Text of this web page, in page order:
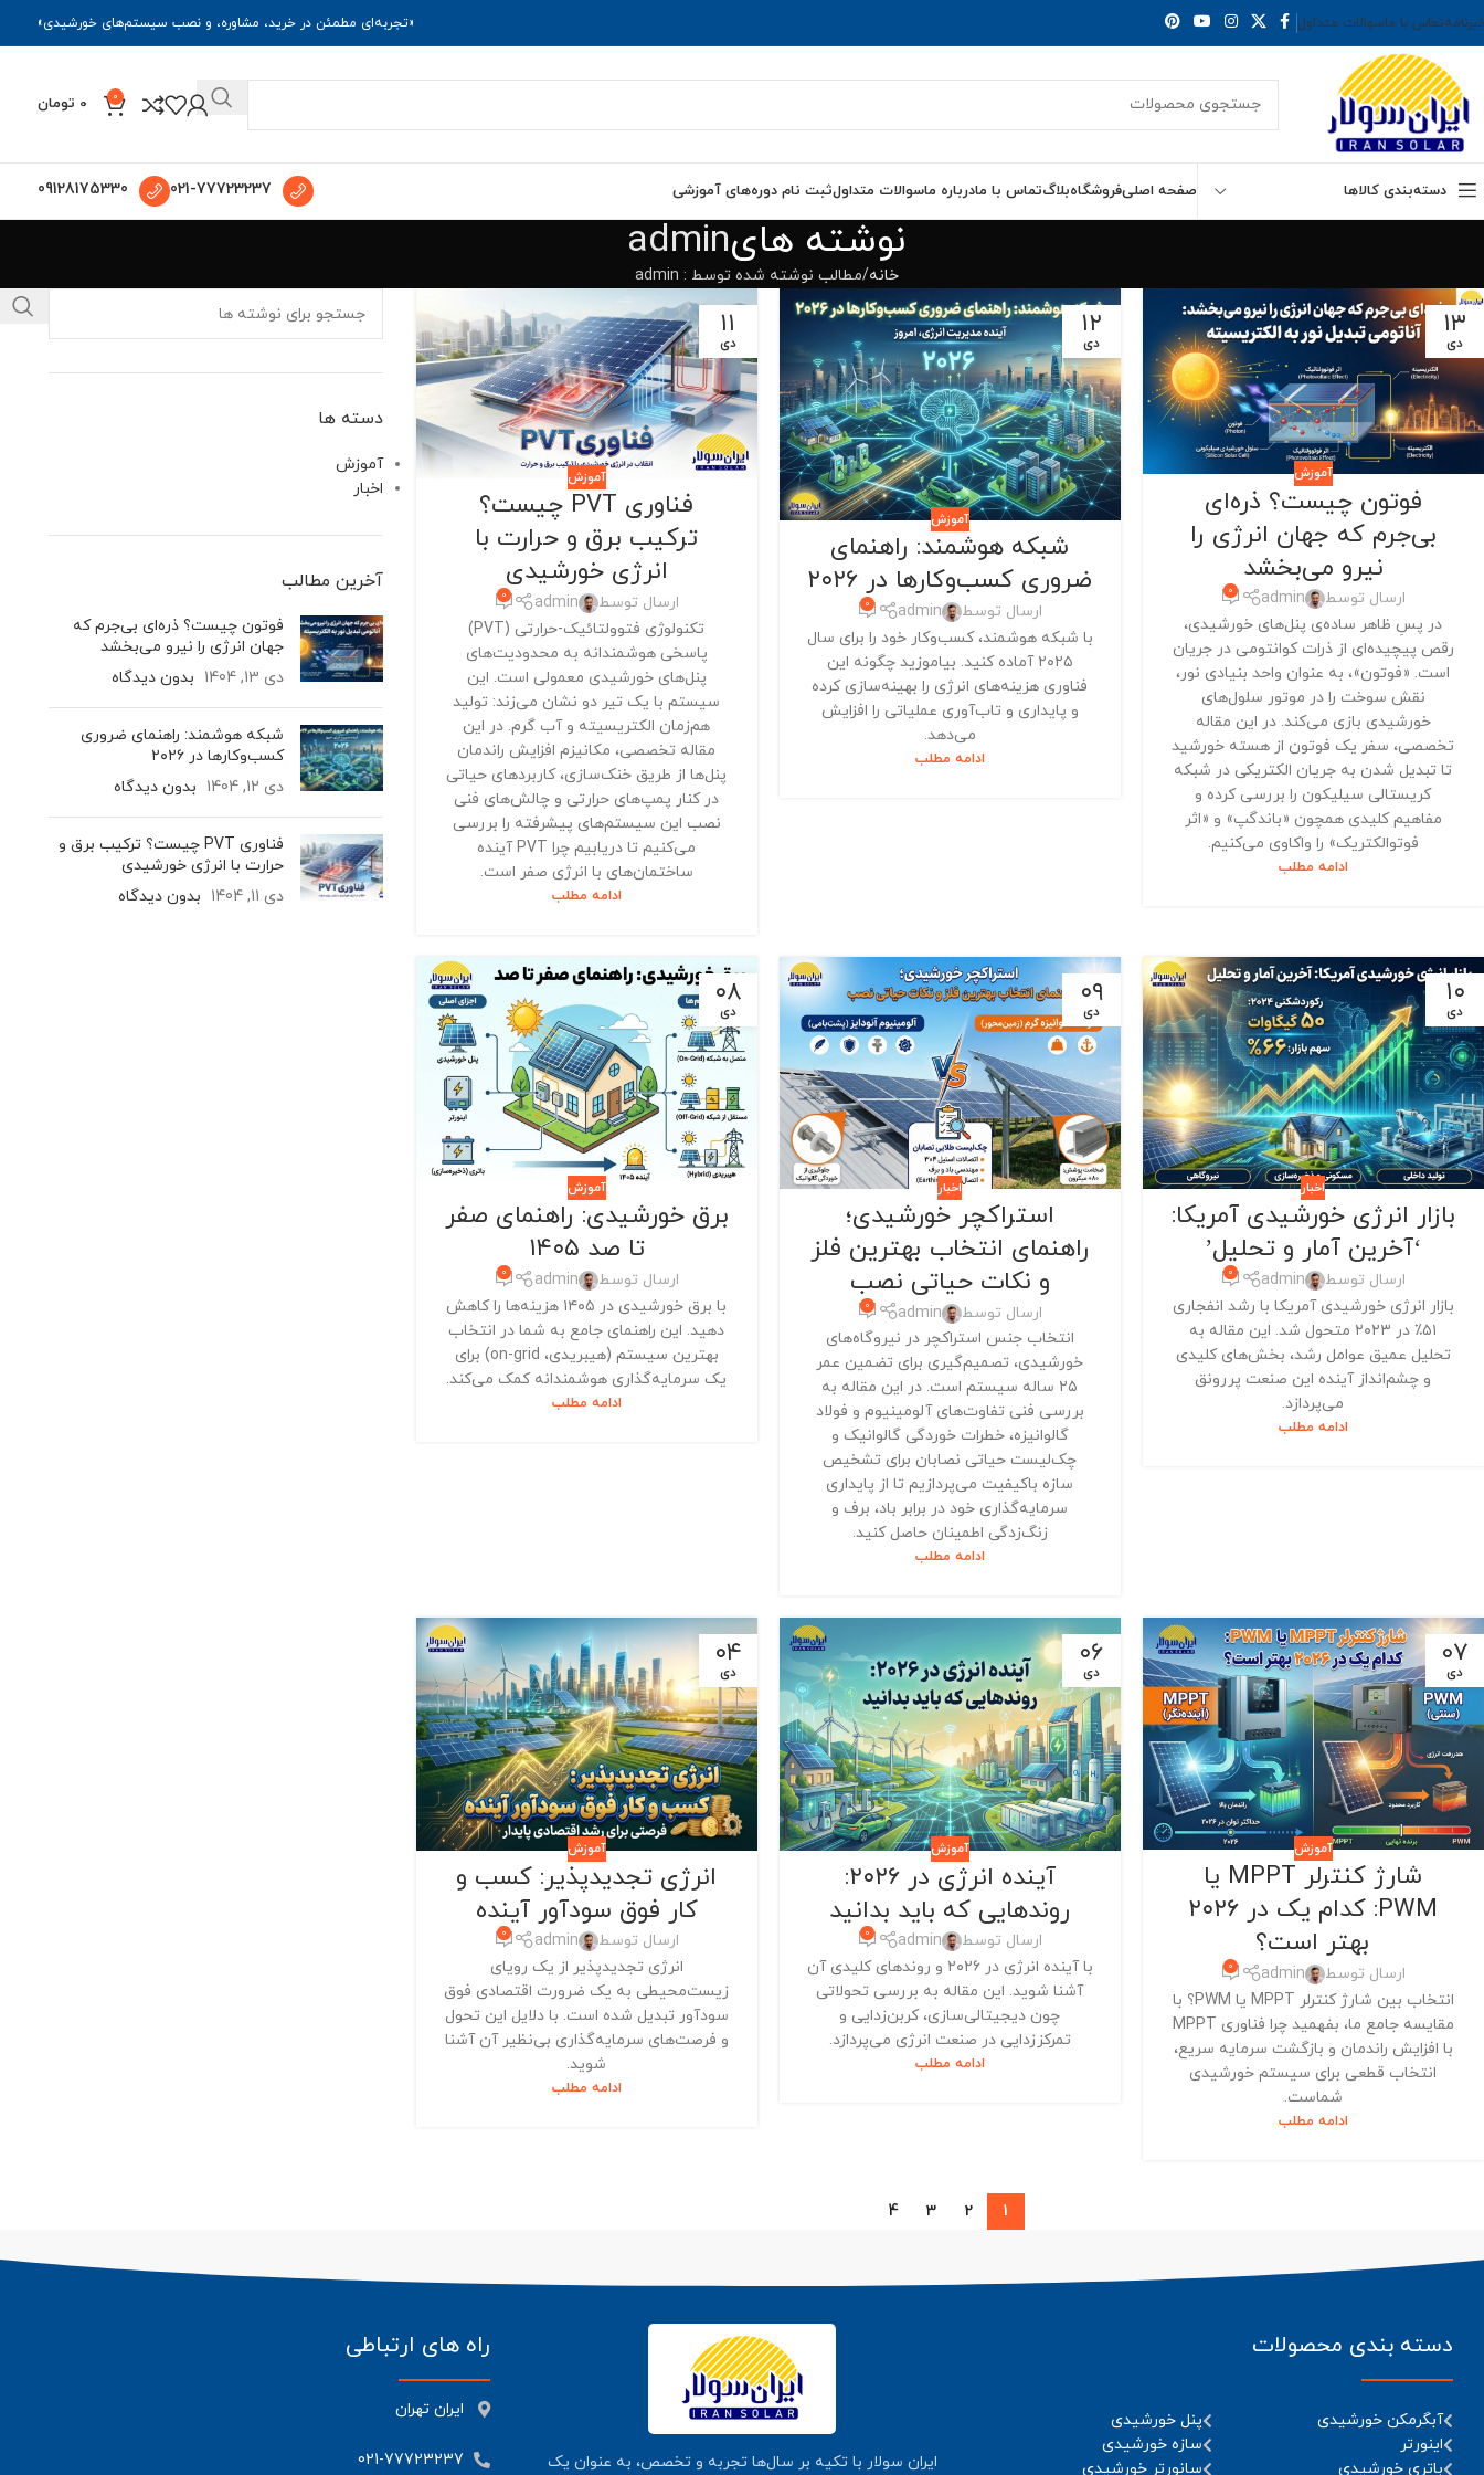
تماس با ماسوالات متداول «تجربه‌ای مطمئن در خرید، مشاوره، و نصب سیستم‌های خورشیدی»
0
0 تومان
دسته‌بندی کالاها صفحه اصلیفروشگاهبلاگتماس با مادرباره ماسوالات متداولثبت نام دوره‌های آموزشی 021-77723237
09128175330
نوشته هایadmin
خانه مطالب نوشته شده توسط : admin
۱۳
دی
آموزش
فوتون چیست؟ ذره‌ای
بی‌جرم که جهان انرژی را
نیرو می‌بخشد
ارسال توسط admin
0
در پسِ ظاهر ساده‌ی پنل‌های خورشیدی،
رقص پیچیده‌ای از ذرات کوانتومی در جریان
است. «فوتون»، به عنوان واحد بنیادی نور،
نقش سوخت را در موتور سلول‌های
خورشیدی بازی می‌کند. در این مقاله
تخصصی، سفر یک فوتون از هسته خورشید
تا تبدیل شدن به جریان الکتریکی در شبکه
کریستالی سیلیکون را بررسی کرده و
مفاهیم کلیدی همچون «باندگپ» و «اثر
فوتوالکتریک» را واکاوی می‌کنیم.
ادامه مطلب
۱۲
دی
آموزش
شبکه هوشمند: راهنمای
ضروری کسب‌وکارها در ۲۰۲۶
ارسال توسط admin
0
با شبکه هوشمند، کسب‌وکار خود را برای سال
۲۰۲۵ آماده کنید. بیاموزید چگونه این
فناوری هزینه‌های انرژی را بهینه‌سازی کرده
و پایداری و تاب‌آوری عملیاتی را افزایش
می‌دهد.
ادامه مطلب
۱۱
دی
آموزش
فناوری PVT چیست؟
ترکیب برق و حرارت با
انرژی خورشیدی
ارسال توسط admin
0
تکنولوژی فتوولتائیک-حرارتی (PVT)
پاسخی هوشمندانه به محدودیت‌های
پنل‌های خورشیدی معمولی است. این
سیستم با یک تیر دو نشان می‌زند: تولید
هم‌زمان الکتریسیته و آب گرم. در این
مقاله تخصصی، مکانیزم افزایش راندمان
پنل‌ها از طریق خنک‌سازی، کاربردهای حیاتی
در کنار پمپ‌های حرارتی و چالش‌های فنی
نصب این سیستم‌های پیشرفته را بررسی
می‌کنیم تا دریابیم چرا PVT آینده
ساختمان‌های با انرژی صفر است.
ادامه مطلب
۱۰
دی
اخبار
بازار انرژی خورشیدی آمریکا:
‘آخرین آمار و تحلیل’
ارسال توسط admin
0
بازار انرژی خورشیدی آمریکا با رشد انفجاری
۵۱٪ در ۲۰۲۳ متحول شد. این مقاله به
تحلیل عمیق عوامل رشد، بخش‌های کلیدی
و چشم‌انداز آینده این صنعت پررونق
می‌پردازد.
ادامه مطلب
۰۹
دی
اخبار
استراکچر خورشیدی؛
راهنمای انتخاب بهترین فلز
و نکات حیاتی نصب
ارسال توسط admin
0
انتخاب جنس استراکچر در نیروگاه‌های
خورشیدی، تصمیم‌گیری برای تضمین عمر
۲۵ ساله سیستم است. در این مقاله به
بررسی فنی تفاوت‌های آلومینیوم و فولاد
گالوانیزه، خطرات خوردگی گالوانیک و
چک‌لیست حیاتی نصابان برای تشخیص
سازه باکیفیت می‌پردازیم تا از پایداری
سرمایه‌گذاری خود در برابر باد، برف و
زنگ‌زدگی اطمینان حاصل کنید.
ادامه مطلب
۰۸
دی
آموزش
برق خورشیدی: راهنمای صفر
تا صد ۱۴۰۵
ارسال توسط admin
0
با برق خورشیدی در ۱۴۰۵ هزینه‌ها را کاهش
دهید. این راهنمای جامع به شما در انتخاب
بهترین سیستم (هیبریدی، on-grid) برای
یک سرمایه‌گذاری هوشمندانه کمک می‌کند.
ادامه مطلب
۰۷
دی
آموزش
شارژ کنترلر MPPT یا
PWM: کدام یک در ۲۰۲۶
بهتر است؟
ارسال توسط admin
0
انتخاب بین شارژ کنترلر MPPT یا PWM؟ با
مقایسه جامع ما، بفهمید چرا فناوری MPPT
با افزایش راندمان و بازگشت سرمایه سریع،
انتخاب قطعی برای سیستم خورشیدی
شماست.
ادامه مطلب
۰۶
دی
آموزش
آینده انرژی در ۲۰۲۶:
روندهایی که باید بدانید
ارسال توسط admin
0
با آینده انرژی در ۲۰۲۶ و روندهای کلیدی آن
آشنا شوید. این مقاله به بررسی تحولاتی
چون دیجیتالی‌سازی، کربن‌زدایی و
تمرکززدایی در صنعت انرژی می‌پردازد.
ادامه مطلب
۰۴
دی
آموزش
انرژی تجدیدپذیر: کسب و
کار فوق سودآور آینده
ارسال توسط admin
0
انرژی تجدیدپذیر از یک رویای
زیست‌محیطی به یک ضرورت اقتصادی فوق
سودآور تبدیل شده است. با دلایل این تحول
و فرصت‌های سرمایه‌گذاری بی‌نظیر آن آشنا
شوید.
ادامه مطلب
1
2
3
4
دسته ها
آموزش
اخبار
آخرین مطالب
فوتون چیست؟ ذره‌ای بی‌جرم که
جهان انرژی را نیرو می‌بخشد
دی 13, 1404
بدون دیدگاه
شبکه هوشمند: راهنمای ضروری
کسب‌وکارها در ۲۰۲۶
دی 12, 1404
بدون دیدگاه
فناوری PVT چیست؟ ترکیب برق و
حرارت با انرژی خورشیدی
دی 11, 1404
بدون دیدگاه
دسته بندی محصولات
آبگرمکن خورشیدی
اینورتر
باتری خورشیدی
پنل خورشیدی
سازه خورشیدی
سانورتر خورشیدی
ایران سولار با تکیه بر سال‌ها تجربه و تخصص، به عنوان یک
راه های ارتباطی
ایران تهران
021-77723237